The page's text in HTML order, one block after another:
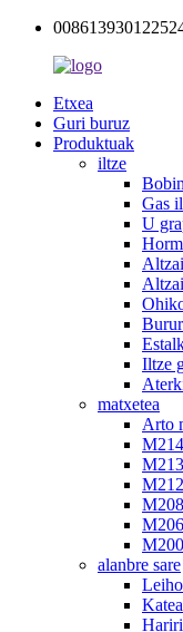
Etxea
Guri buruz
Produktuak
iltze
Gas
U
Iltze
matxetea
Arto
M214
M213
M212
M208
M206
alanbre sare